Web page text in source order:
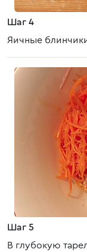
Шаг 4
Яичные
Шаг 5
В глубокую